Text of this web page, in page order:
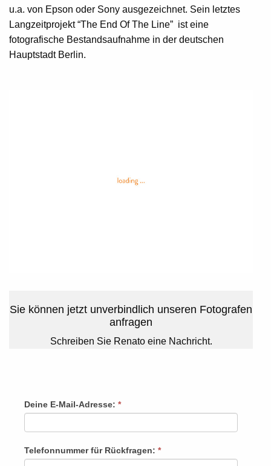
u.a. von Epson oder Sony ausgezeichnet. Sein letztes
Langzeitprojekt “The End Of The Line” ist eine
fotografische Bestandsaufnahme in der deutschen
Hauptstadt Berlin.
Sie können jetzt unverbindlich unseren Fotografen
anfragen
Schreiben Sie Renato eine Nachricht.
Rückruf
Deine E-Mail-Adresse: *
Telefonnummer für Rückfragen: *
Falls
bist,